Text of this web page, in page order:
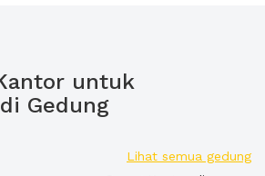
untuk
Gedung
Lihat semua gedung